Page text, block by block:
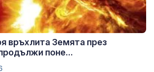
връхлита Земята през
поне...